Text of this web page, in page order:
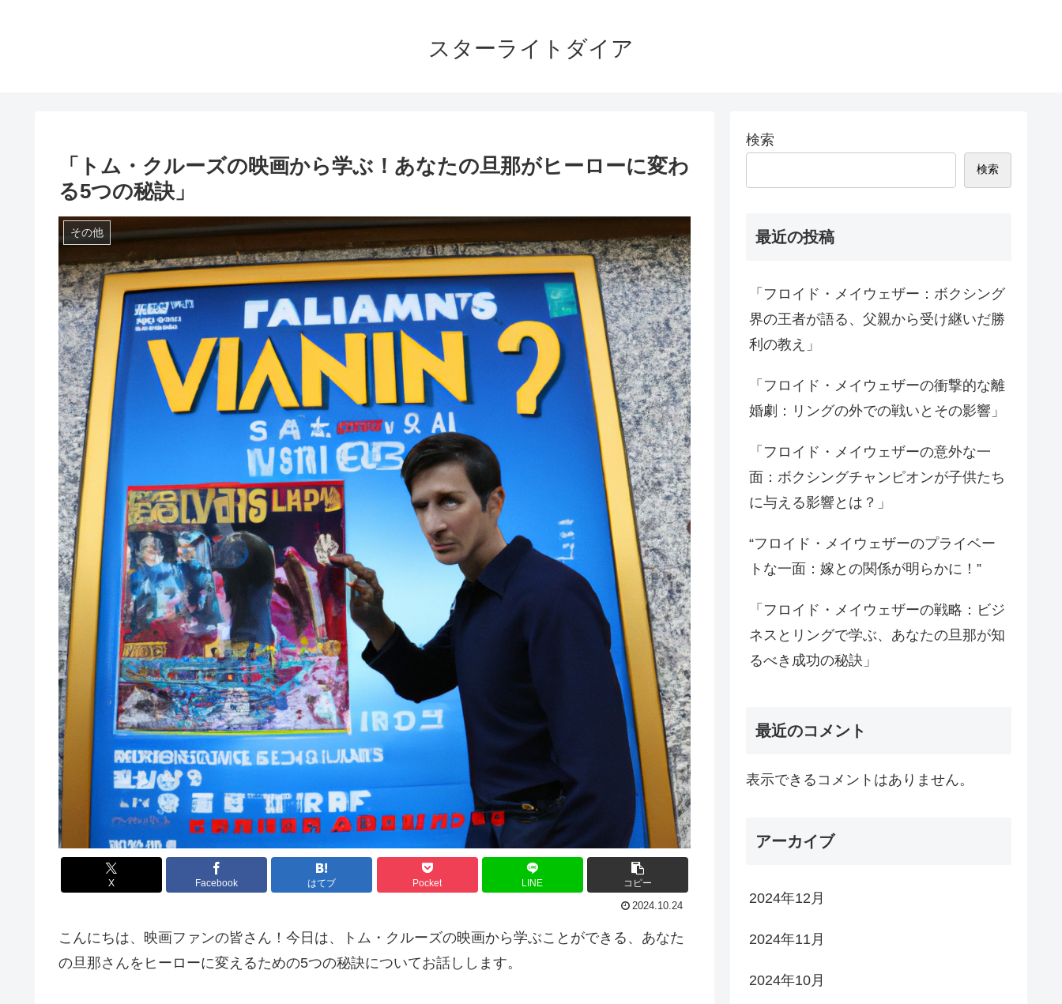
スターライトダイア
「トム・クルーズの映画から学ぶ！あなたの旦那がヒーローに変わ
る5つの秘訣」
その他
X Facebook はてブ Pocket LINE コピー
2024.10.24
こんにちは、映画ファンの皆さん！今日は、トム・クルーズの映画から学ぶことができる、あなた
の旦那さんをヒーローに変えるための5つの秘訣についてお話しします。
検索
検索
最近の投稿
「フロイド・メイウェザー：ボクシング
界の王者が語る、父親から受け継いだ勝
利の教え」
「フロイド・メイウェザーの衝撃的な離
婚劇：リングの外での戦いとその影響」
「フロイド・メイウェザーの意外な一
面：ボクシングチャンピオンが子供たち
に与える影響とは？」
“フロイド・メイウェザーのプライベー
トな一面：嫁との関係が明らかに！”
「フロイド・メイウェザーの戦略：ビジ
ネスとリングで学ぶ、あなたの旦那が知
るべき成功の秘訣」
最近のコメント
表示できるコメントはありません。
アーカイブ
2024年12月
2024年11月
2024年10月